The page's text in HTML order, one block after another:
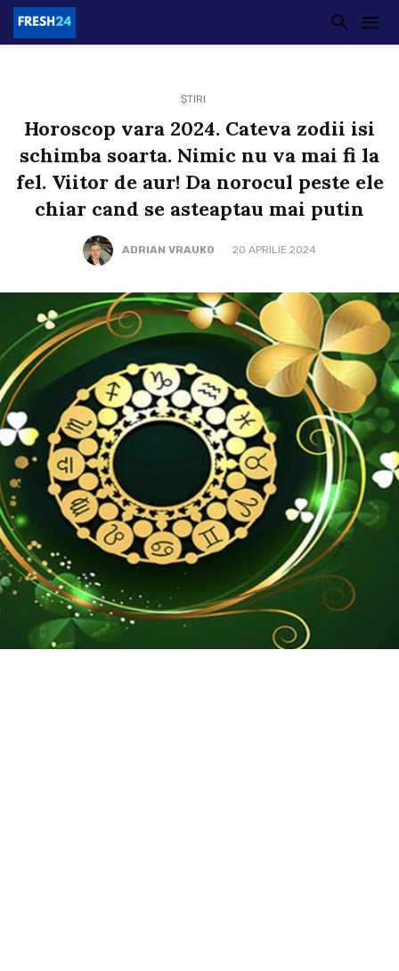
ȘTIRI
Horoscop vara 2024. Cateva zodii isi
schimba soarta. Nimic nu va mai fi la
fel. Viitor de aur! Da norocul peste ele
chiar cand se asteaptau mai putin
ADRIAN VRAUKO 20 APRILIE 2024